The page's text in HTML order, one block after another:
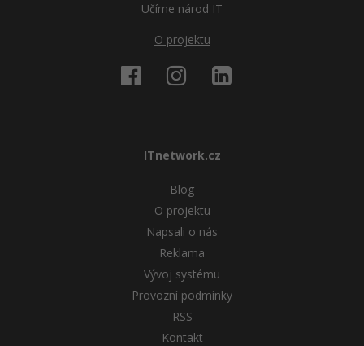
Učíme národ IT
O projektu
ITnetwork.cz
Blog
O projektu
Napsali o nás
Reklama
Vývoj systému
Provozní podmínky
RSS
Kontakt